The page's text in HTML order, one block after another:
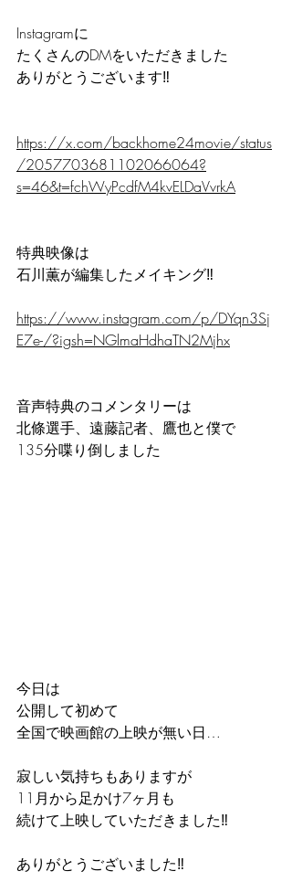
Instagramに
たくさんのDMをいただきました
ありがとうございます‼️
https://x.com/backhome24movie/status
/2057703681102066064?
s=46&t=fchWyPcdfM4kvELDaVvrkA
特典映像は
石川薫が編集したメイキング‼️
https://www.instagram.com/p/DYqn3Sj
E7e-/?igsh=NGlmaHdhaTN2Mjhx
音声特典のコメンタリーは
北條選手、遠藤記者、鷹也と僕で
135分喋り倒しました
今日は
公開して初めて
全国で映画館の上映が無い日…
寂しい気持ちもありますが
11月から足かけ7ヶ月も
続けて上映していただきました‼️
ありがとうございました‼️